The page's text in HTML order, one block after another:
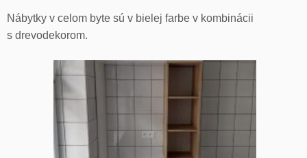
Nábytky v celom byte sú v bielej farbe v kombinácii
s drevodekorom.